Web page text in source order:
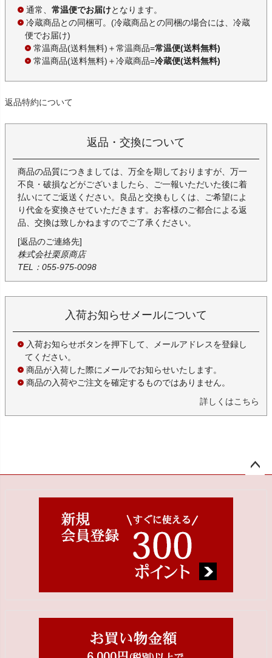
通常、 常温便でお届けとなります。
冷蔵商品との同梱可。(冷蔵商品との同梱の場合には、冷蔵
便でお届け)
常温商品(送料無料)＋常温商品=常温便(送料無料)
常温商品(送料無料)＋冷蔵商品=冷蔵便(送料無料)
返品特約について
返品・交換について
商品の品質につきましては、万全を期しておりますが、万一
不良・破損などがございましたら、ご一報いただいた後に着
払いにてご返送ください。良品と交換もしくは、ご希望によ
り代金を変換させていただきます。お客様のご都合による返
品、交換は致しかねますのでご了承ください。
[返品のご連絡先]
株式会社栗原商店
TEL：055-975-0098
入荷お知らせメールについて
入荷お知らせボタンを押下して、メールアドレスを登録し
てください。
商品が入荷した際にメールでお知らせいたします。
商品の入荷やご注文を確定するものではありません。
詳しくはこちら